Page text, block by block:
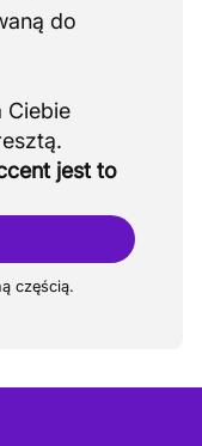
do
Ciebie
jest to
częścią.